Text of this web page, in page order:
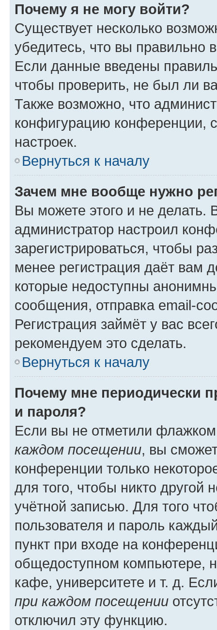
Почему я не могу войти?
Существует несколько
убедитесь, что вы правильно
Если данные введены
чтобы проверить, не был ли
Также возможно, что
конфигурацию конференции,
настроек.
Вернуться к началу
Зачем мне вообще нужно
Вы можете этого и не делать.
администратор настроил
зарегистрироваться, чтобы
менее регистрация даёт вам
которые недоступны
сообщения, отправка email-
Регистрация займёт у вас
рекомендуем это сделать.
Вернуться к началу
Почему мне периодически
и пароля?
Если вы не отметили
каждом посещении, вы
конференции только
для того, чтобы никто другой
учётной записью. Для того
пользователя и пароль
пункт при входе на
общедоступном компьютере,
кафе, университете и т. д.
при каждом посещении
отключил эту функцию.